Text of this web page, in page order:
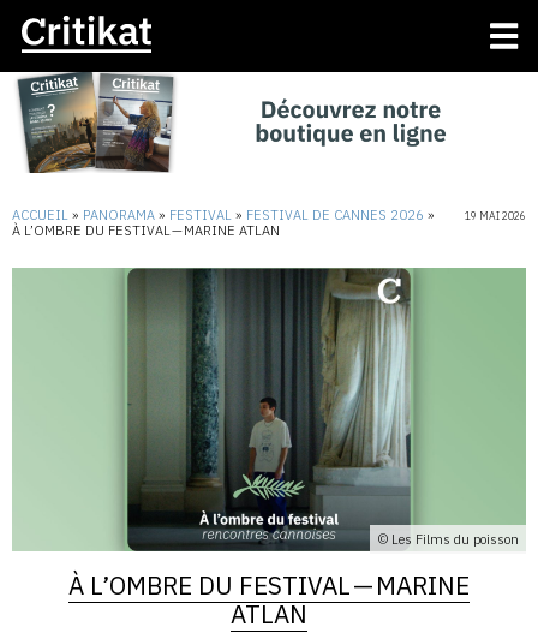
ACCUEIL » PANORAMA » FESTIVAL » FESTIVAL DE CANNES 2026 »
À L’OMBRE DU FESTIVAL — MARINE ATLAN
19 MAI 2026
© Les Films du poisson
À L’OMBRE DU FESTIVAL — MARINE
ATLAN